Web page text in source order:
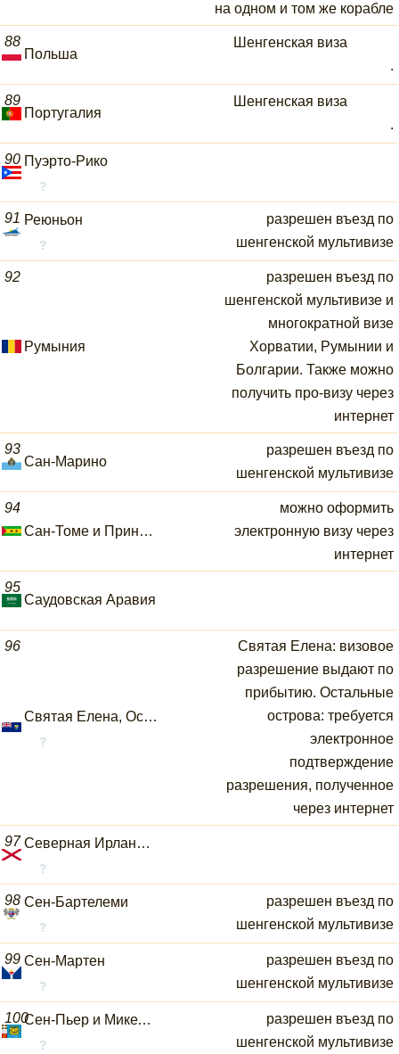
на одном и том же корабле
88
Польша
Шенгенская виза
.
89
Португалия
Шенгенская виза
.
90 Пуэрто-Рико
91 Реюньон
разрешен въезд по
шенгенской мультивизе
92
Румыния
разрешен въезд по
шенгенской мультивизе и
многократной визе
Хорватии, Румынии и
Болгарии. Также можно
получить про-визу через
интернет
93
Сан-Марино
разрешен въезд по
шенгенской мультивизе
94
Сан-Томе и Принсипи
можно оформить
электронную визу через
интернет
95
Саудовская Аравия
96
Святая Елена, Остров Вознесения, Тристан-Да-Кунья острова
Святая Елена: визовое
разрешение выдают по
прибытию. Остальные
острова: требуется
электронное
подтверждение
разрешения, полученное
через интернет
97 Северная Ирландия
98 Сен-Бартелеми
разрешен въезд по
шенгенской мультивизе
99 Сен-Мартен
разрешен въезд по
шенгенской мультивизе
100 Сен-Пьер и Микелон
разрешен въезд по
шенгенской мультивизе